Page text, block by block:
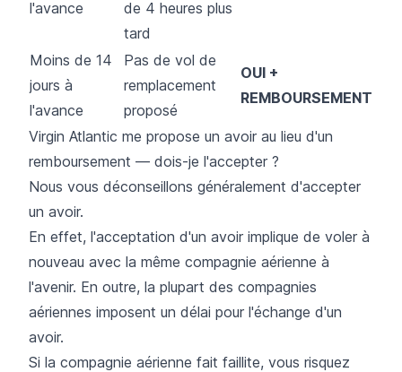
l'avance
de 4 heures plus
tard
Moins de 14
jours à
l'avance
Pas de vol de
remplacement
proposé
OUI +
REMBOURSEMENT
Virgin Atlantic me propose un avoir au lieu d'un
remboursement — dois-je l'accepter ?
Nous vous déconseillons généralement d'accepter
un avoir.
En effet, l'acceptation d'un avoir implique de voler à
nouveau avec la même compagnie aérienne à
l'avenir. En outre, la plupart des compagnies
aériennes imposent un délai pour l'échange d'un
avoir.
Si la compagnie aérienne fait faillite, vous risquez